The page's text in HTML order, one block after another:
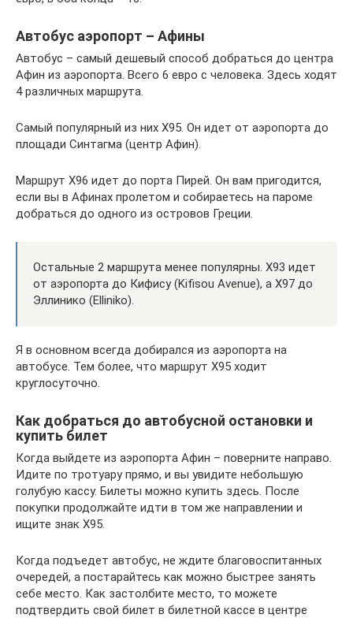
Автобус аэропорт – Афины
Автобус – самый дешевый способ добраться до центра
Афин из аэропорта. Всего 6 евро с человека. Здесь ходят
4 различных маршрута.
Самый популярный из них Х95. Он идет от аэропорта до
площади Синтагма (центр Афин).
Маршрут Х96 идет до порта Пирей. Он вам пригодится,
если вы в Афинах пролетом и собираетесь на пароме
добраться до одного из островов Греции.
Остальные 2 маршрута менее популярны. Х93 идет
от аэропорта до Кифису (Kifisou Avenue), а Х97 до
Эллинико (Elliniko).
Я в основном всегда добирался из аэропорта на
автобусе. Тем более, что маршрут Х95 ходит
круглосуточно.
Как добраться до автобусной остановки и
купить билет
Когда выйдете из аэропорта Афин – поверните направо.
Идите по тротуару прямо, и вы увидите небольшую
голубую кассу. Билеты можно купить здесь. После
покупки продолжайте идти в том же направлении и
ищите знак Х95.
Когда подъедет автобус, не ждите благовоспитанных
очередей, а постарайтесь как можно быстрее занять
себе место. Как застолбите место, то можете
подтвердить свой билет в билетной кассе в центре